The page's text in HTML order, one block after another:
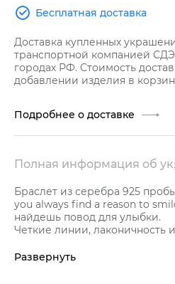
Бесплатная доставка
Доставка купленных
транспортной компанией
городах РФ. Стоимость
добавлении изделия в
Подробнее о доставке
Полная информация об
Браслет из серебра 925
you always find a reason to
найдешь повод для улыбки.
Четкие линии, лаконичность
любом образе. Размер
Развернуть